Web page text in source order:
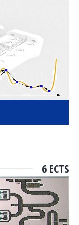
6 ECTS